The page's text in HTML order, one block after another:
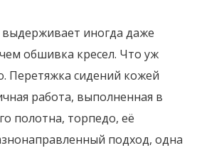
иногда даже
обшивка кресел. Что уж
Перетяжка сидений кожей
работа, выполненная в
полотна, торпедо, её
подход, одна